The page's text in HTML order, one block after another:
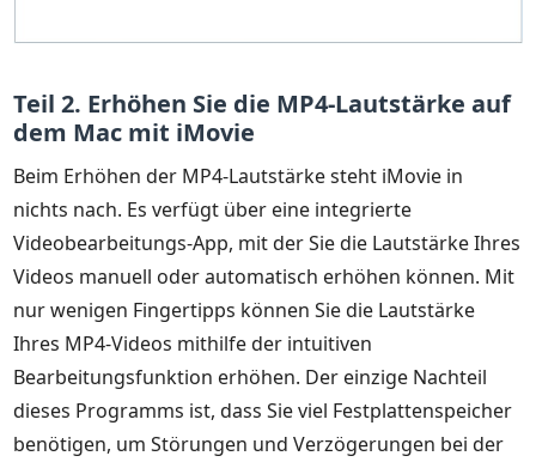
Teil 2. Erhöhen Sie die MP4-Lautstärke auf
dem Mac mit iMovie
Beim Erhöhen der MP4-Lautstärke steht iMovie in
nichts nach. Es verfügt über eine integrierte
Videobearbeitungs-App, mit der Sie die Lautstärke Ihres
Videos manuell oder automatisch erhöhen können. Mit
nur wenigen Fingertipps können Sie die Lautstärke
Ihres MP4-Videos mithilfe der intuitiven
Bearbeitungsfunktion erhöhen. Der einzige Nachteil
dieses Programms ist, dass Sie viel Festplattenspeicher
benötigen, um Störungen und Verzögerungen bei der